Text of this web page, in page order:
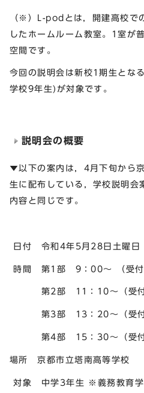
（※）L-podとは，開建高校で
したホームルーム教室。1室が
空間です。
今回の説明会は新校1期生とな
学校9年生)が対象です。
説明会の概要
▼以下の案内は，4月下旬から
生に配布している，学校説明会
内容と同じです。
日付 令和4年5月28日土曜日
時間 第1部 9：00～ （受付
第2部 11：10～（受付
第3部 13：20～（受付
第4部 15：30～（受付
場所 京都市立塔南高等学校
対象 中学3年生 ※義務教育学